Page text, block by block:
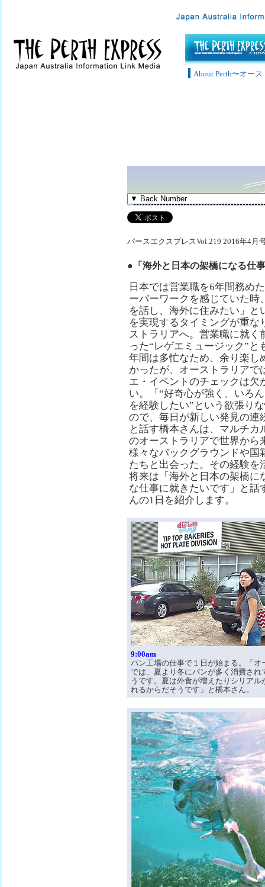
About Perth〜オー
パースエクスプレスVol.219 2016年4月
●「海外と日本の架橋になる仕
日本では営業職を6年間務め
ーバーワークを感じていた時
を話し、海外に住みたい」と
を実現するタイミングが重な
ストラリアへ。営業職に就く
った“レゲエミュージック”と
年間は多忙なため、余り楽し
かったが、オーストラリアで
エ・イベントのチェックは欠
い。「“好奇心が強く、いろ
を経験したい”という欲張り
ので、毎日が新しい発見の連
と話す橋本さんは、マルチカ
のオーストラリアで世界から
様々なバックグラウンドや国
たちと出会った。その経験を
将来は「海外と日本の架橋に
な仕事に就きたいです」と話
んの1日を紹介します。
9:00am
パン工場の仕事で１日が始まる。「オ
では、夏より冬にパンが多く消費され
うです。夏は外食が増えたりシリアル
れるからだそうです」と橋本さん。